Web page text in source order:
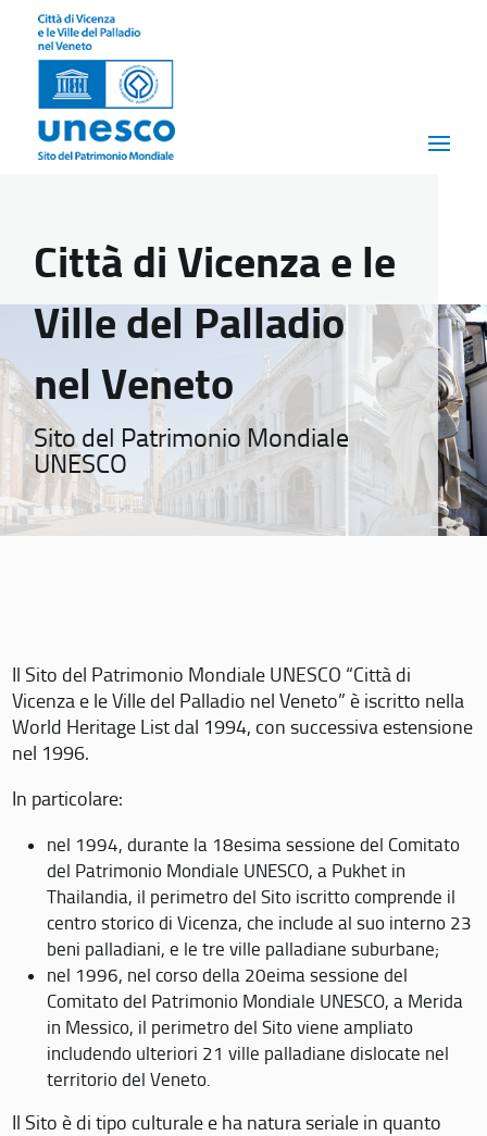
Città di Vicenza e le
Ville del Palladio
nel Veneto
Sito del Patrimonio Mondiale
UNESCO
Il Sito del Patrimonio Mondiale UNESCO “Città di
Vicenza e le Ville del Palladio nel Veneto” è iscritto nella
World Heritage List dal 1994, con successiva estensione
nel 1996.
In particolare:
nel 1994, durante la 18esima sessione del Comitato
del Patrimonio Mondiale UNESCO, a Pukhet in
Thailandia, il perimetro del Sito iscritto comprende il
centro storico di Vicenza, che include al suo interno 23
beni palladiani, e le tre ville palladiane suburbane;
nel 1996, nel corso della 20eima sessione del
Comitato del Patrimonio Mondiale UNESCO, a Merida
in Messico, il perimetro del Sito viene ampliato
includendo ulteriori 21 ville palladiane dislocate nel
territorio del Veneto.
Il Sito è di tipo culturale e ha natura seriale in quanto